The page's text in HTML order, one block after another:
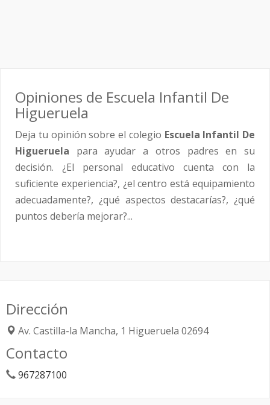
Opiniones de Escuela Infantil De
Higueruela
Deja tu opinión sobre el colegio Escuela Infantil De
Higueruela para ayudar a otros padres en su
decisión. ¿El personal educativo cuenta con la
suficiente experiencia?, ¿el centro está equipamiento
adecuadamente?, ¿qué aspectos destacarías?, ¿qué
puntos debería mejorar?...
Dirección
Av. Castilla-la Mancha, 1 Higueruela 02694
Contacto
967287100